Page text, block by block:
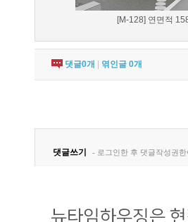
[M-128] 연면적
댓글0개 엮인글 0개